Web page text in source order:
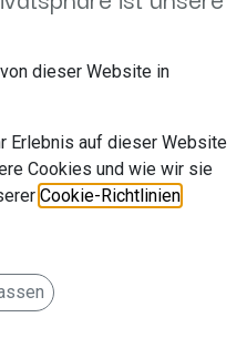
Artikelnummer: ILX-F115DU
ALPS Alpine Europe GmbH
Ohmstr. 4
85716 Unterschleißheim
Deutschland www.alpine.de
Einbaugehäuse, Apple CarPlay
Wireless und Android Auto
Unterstützung Fiat Ducato 3,
1.309,00
dieser Website in
Erlebnis auf dieser Website
Cookies und wie wir sie
Cookie-Richtlinien